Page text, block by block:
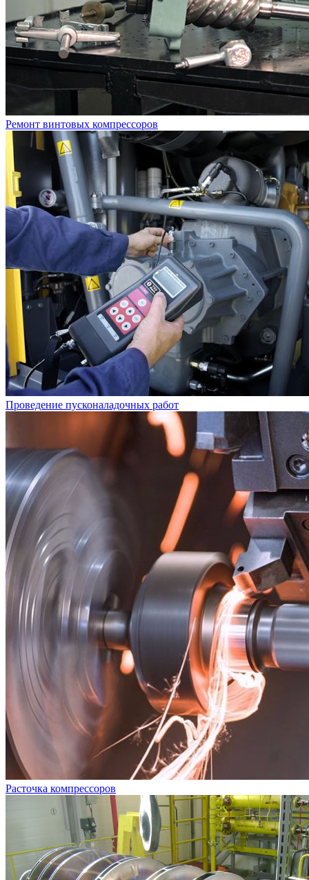
Ремонт винтовых компрессоров
Проведение пусконаладочных работ
Расточка компрессоров